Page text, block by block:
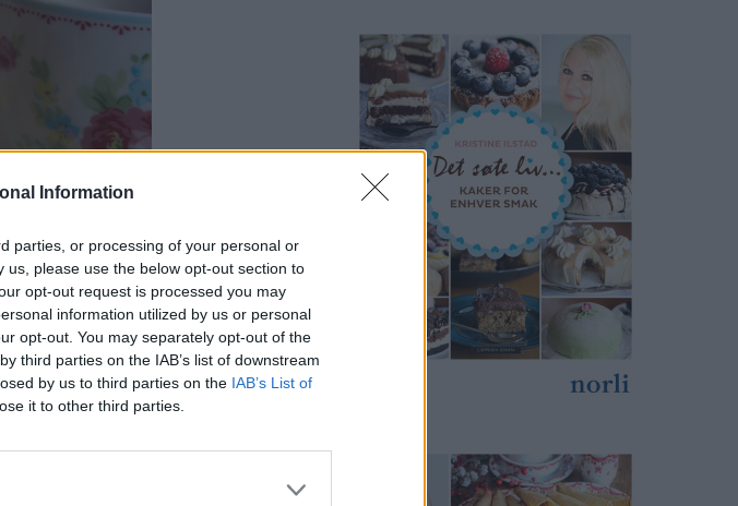
Information
parties, or processing of your personal or
please use the below opt-out section to
opt-out request is processed you may
information utilized by us or personal
opt-out. You may separately opt-out of the
third parties on the IAB’s list of downstream
by us to third parties on the IAB’s List of
it to other third parties.
passer, for dette er virkelig gode